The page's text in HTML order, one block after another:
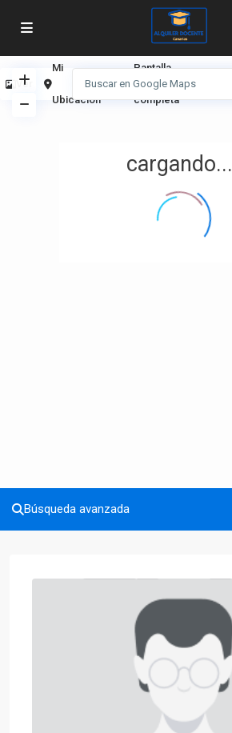
cargando...
Ver
Mi
Ubicación
Pantalla
completa
Búsqueda avanzada